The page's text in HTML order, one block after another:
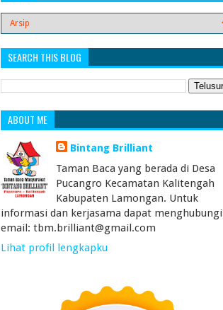
SEARCH THIS BLOG
ABOUT ME
Bintang Brilliant
Taman Baca yang berada di Desa
Pucangro Kecamatan Kalitengah
Kabupaten Lamongan. Untuk
informasi dan kerjasama dapat menghubungi
email: tbm.brilliant@gmail.com
Lihat profil lengkapku